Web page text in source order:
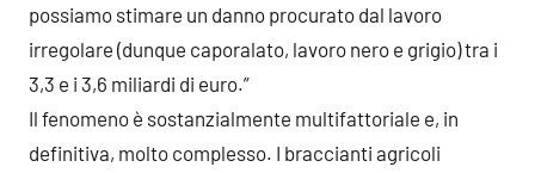
possiamo stimare un danno procurato dal lavoro
irregolare (dunque caporalato, lavoro nero e grigio) tra i
3,3 e i 3,6 miliardi di euro.”
Il fenomeno è sostanzialmente multifattoriale e, in
definitiva, molto complesso. I braccianti agricoli